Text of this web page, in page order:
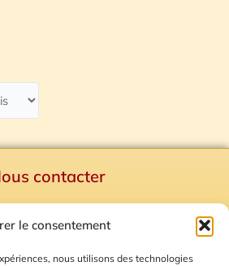
le consentement
nous utilisons des technologies
contacter
Plan du site